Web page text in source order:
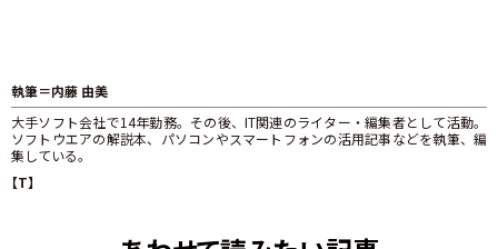
執筆＝内藤 由美
大手ソフト会社で14年勤務。その後、IT関連のライター・編集者として活動。
ソフトウエアの解説本、パソコンやスマートフォンの活用記事などを執筆、編
集している。
【T】